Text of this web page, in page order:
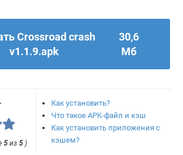
Crossroad crash
v1.1.9.apk
30,6
Мб
5 из5 )
Как установить?
Что такое APK-файл и кэш
Как установить приложения с
кэшем?